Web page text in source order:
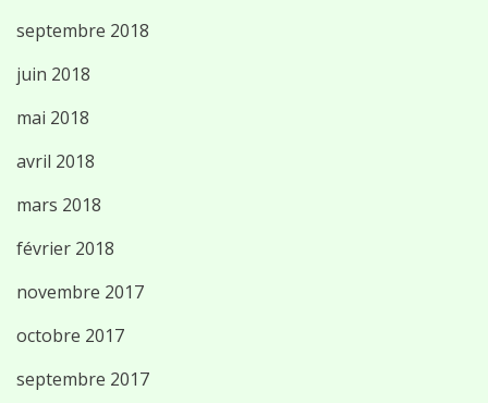
septembre 2018
juin 2018
mai 2018
avril 2018
mars 2018
février 2018
novembre 2017
octobre 2017
septembre 2017